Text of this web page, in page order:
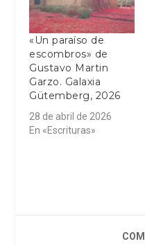
«Un paraíso de
escombros» de
Gustavo Martin
Garzo. Galaxia
Gütemberg, 2026
28 de abril de 2026
En «Escrituras»